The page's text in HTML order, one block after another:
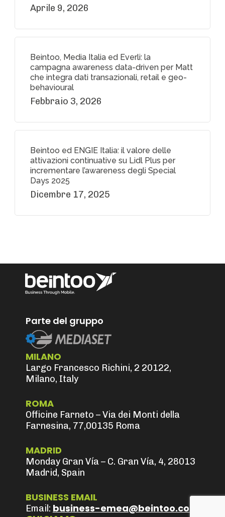
Aprile 9, 2026
Beintoo, Media Italia ed Everli: la
campagna awareness data-driven per Matt
che integra dati transazionali, retail e geo-
behavioural
Febbraio 3, 2026
Beintoo ed ENGIE Italia: il valore delle
attivazioni continuative su Lidl Plus per
incrementare l’awareness degli Special
Days 2025
Dicembre 17, 2025
Parte del gruppo
MILANO
Largo Francesco Richini, 2 20122,
Milano, Italy
ROMA
Officine Farneto – Via dei Monti della
Farnesina, 77,00135 Roma
MADRID
Monday Gran Vía – C. Gran Vía, 4, 28013
Madrid, Spain
BUSINESS EMAIL
Email: business-emea@beintoo.com